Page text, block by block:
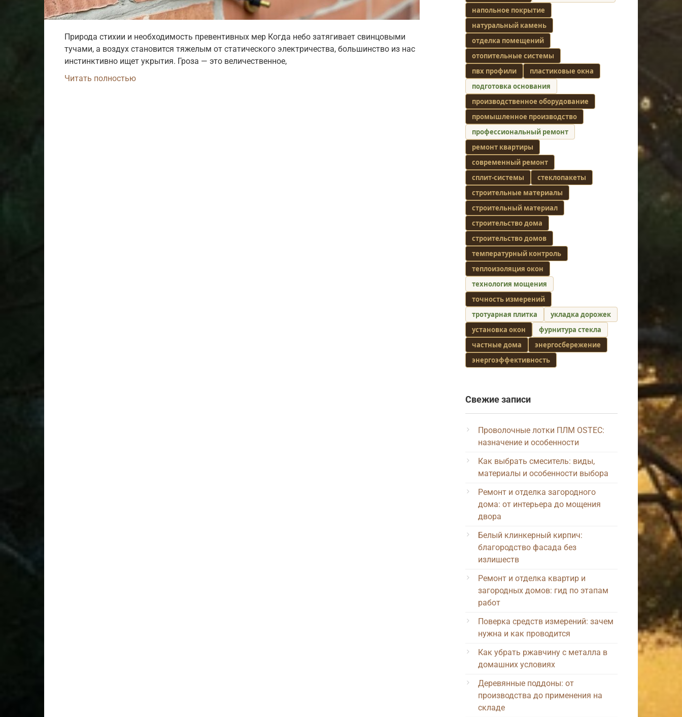
Природа стихии и необходимость превентивных мер Когда небо затягивает свинцовыми
тучами, а воздух становится тяжелым от статического электричества, большинство из нас
инстинктивно ищет укрытия. Гроза — это величественное,
Читать полностью
напольное покрытие
натуральный камень
отделка помещений
отопительные системы
пвх профили
пластиковые окна
подготовка основания
производственное оборудование
промышленное производство
профессиональный ремонт
ремонт квартиры
современный ремонт
сплит-системы
стеклопакеты
строительные материалы
строительный материал
строительство дома
строительство домов
температурный контроль
теплоизоляция окон
технология мощения
точность измерений
тротуарная плитка
укладка дорожек
установка окон
фурнитура стекла
частные дома
энергосбережение
энергоэффективность
Свежие записи
Проволочные лотки ПЛМ OSTEC:
назначение и особенности
Как выбрать смеситель: виды,
материалы и особенности выбора
Ремонт и отделка загородного
дома: от интерьера до мощения
двора
Белый клинкерный кирпич:
благородство фасада без
излишеств
Ремонт и отделка квартир и
загородных домов: гид по этапам
работ
Поверка средств измерений: зачем
нужна и как проводится
Как убрать ржавчину с металла в
домашних условиях
Деревянные поддоны: от
производства до применения на
складе